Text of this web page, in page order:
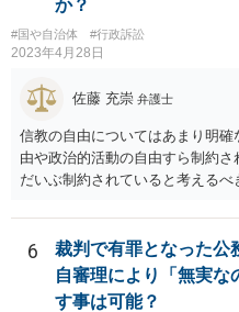
か？
#国や自治体 #行政訴訟
2023年4月28日
佐藤 充崇 弁護士
信教の自由についてはあまり明
由や政治的活動の自由すら制約
だいぶ制約されていると考える
由に宮中の祭祀・儀礼に関する
を批判する意見を公にすること
6
裁判で有罪となった公
自審理により「無実な
す事は可能？